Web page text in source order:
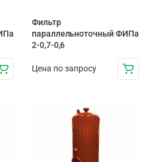
Фильтр
параллельноточный ФИПа
2-0,7-0,6
Цена по запросу